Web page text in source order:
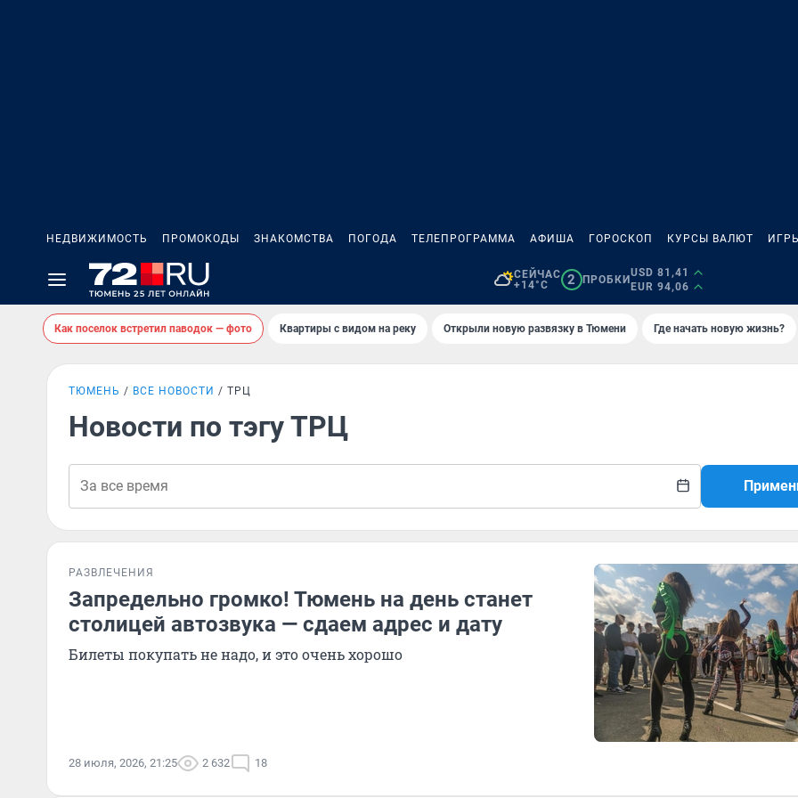
НЕДВИЖИМОСТЬ ПРОМОКОДЫ ЗНАКОМСТВА ПОГОДА ТЕЛЕПРОГРАММА АФИША ГОРОСКОП КУРСЫ ВАЛЮТ
СЕЙЧАС
+14°C
2 ПРОБКИ
USD 81,41
EUR 94,06
Как поселок встретил паводок — фото Квартиры с видом на реку Открыли новую развязку в Тюмени Где начать новую жизнь?
ТЮМЕНЬ ВСЕ НОВОСТИ ТРЦ
Новости по тэгу ТРЦ
РАЗВЛЕЧЕНИЯ
Запредельно громко! Тюмень на день станет
столицей автозвука — сдаем адрес и дату
Билеты покупать не надо, и это очень хорошо
28 июля, 2026, 21:25 2 632 18